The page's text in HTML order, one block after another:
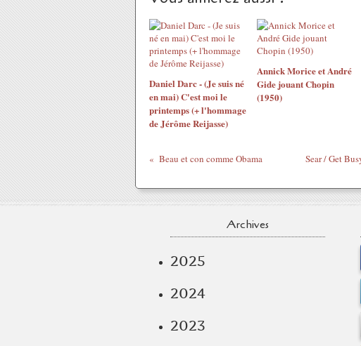
Daniel Darc - (Je suis né
en mai) C'est moi le
printemps (+ l'hommage
de Jérôme Reijasse)
Annick Morice et André
Gide jouant Chopin
(1950)
Beau et con comme Obama Sear / Get
Archives
2025
2024
2023